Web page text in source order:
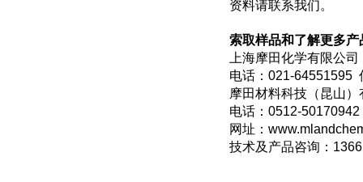
资料请联系我们。
索取样品和了解更多
上海摩田化学有限公司
电话：021-64551595
摩田材料科技（昆山）
电话：0512-
网址：
技术及产品咨询：